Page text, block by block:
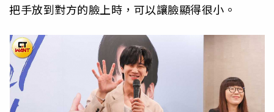
把手放到對方的臉上時，可以讓臉顯得很小。